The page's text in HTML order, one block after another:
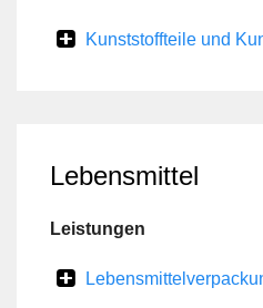
Kunststoffteile und
Lebensmittel
Leistungen